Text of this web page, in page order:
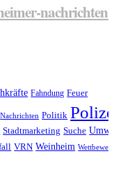
Fahndung Feuer
Nachrichten Politik
Stadtmarketing Suche
VRN Weinheim